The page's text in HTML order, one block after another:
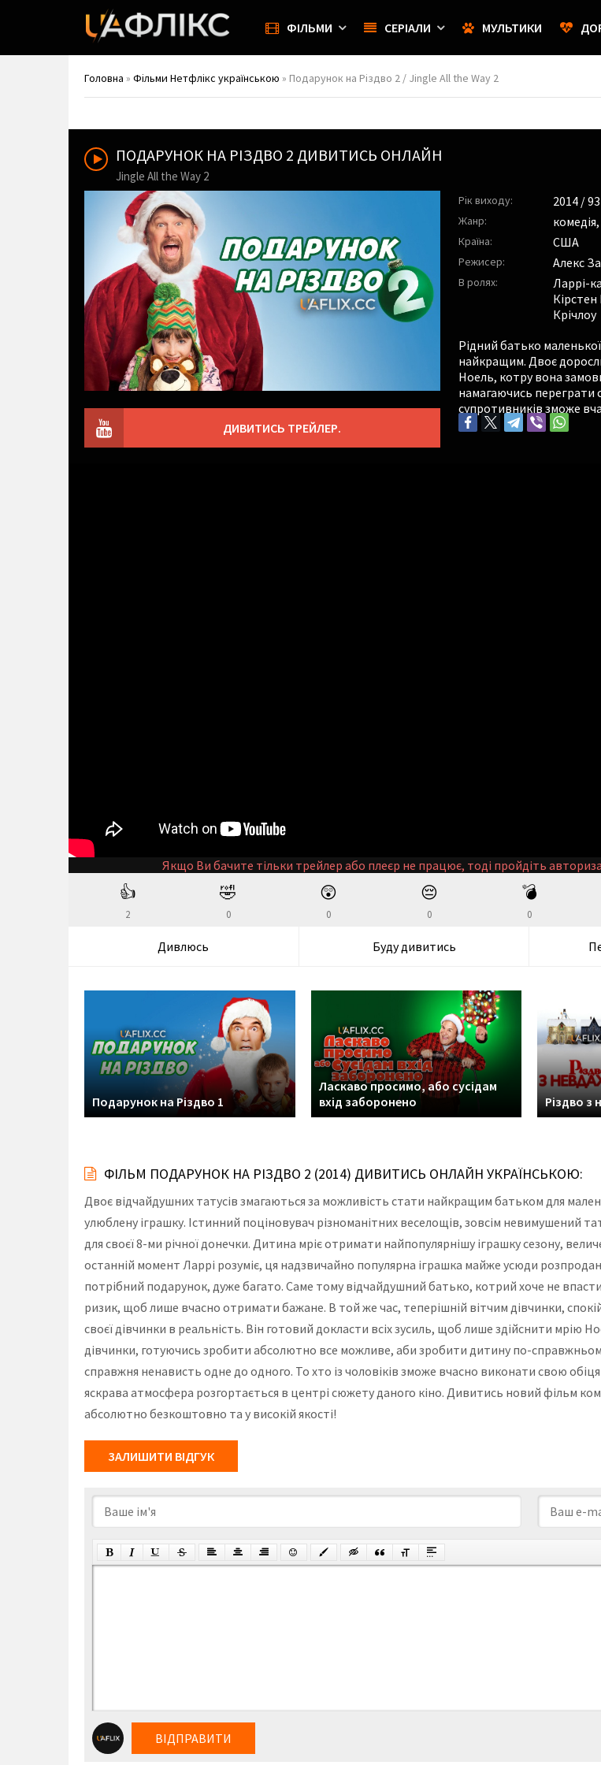
ФІЛЬМИ СЕРІАЛИ МУЛЬТИКИ
Головна » Фільми Нетфлікс українською » Подарунок на Різдво 2 / Jingle All the Way 2
ПОДАРУНОК НА РІЗДВО 2 ДИВИТИСЬ ОНЛАЙН
Jingle All the Way 2
Рік виходу: 2014/ 93
Жанр: комедія,
Країна: США
Режисер: Алекс
В ролях: Ларрі-
Крічлоу
Рідний батько
найкращим. Двоє
Ноель, котру вона
намагаючись переграти
супротивників зможе
ДИВИТИСЬ ТРЕЙЛЕР.
Якщо Ви бачите тільки трейлер або плеєр не працює, тоді пройдіть
👍
2
🤣
0
😲
0
😔
0
💣
0
Дивлюсь Буду дивитись
Подарунок на Різдво 1
Ласкаво просимо, або сусідам
вхід заборонено
Різдво з
ФІЛЬМ ПОДАРУНОК НА РІЗДВО 2 (2014) ДИВИТИСЬ ОНЛАЙН УКРАЇНСЬКОЮ:
Двоє відчайдушних татусів змагаються за можливість стати найкращим батьком для
улюблену іграшку. Істинний поціновувач різноманітних веселощів, зовсім невимушений
для своєї 8-ми річної донечки. Дитина мріє отримати найпопулярнішу іграшку сезону,
останній момент Ларрі розуміє, ця надзвичайно популярна іграшка майже усюди
потрібний подарунок, дуже багато. Саме тому відчайдушний батько, котрий хоче не
ризик, щоб лише вчасно отримати бажане. В той же час, теперішній вітчим дівчинки,
своєї дівчинки в реальність. Він готовий докласти всіх зусиль, щоб лише здійснити мрію
дівчинки, готуючись зробити абсолютно все можливе, аби зробити дитину по-
справжня ненависть одне до одного. То хто із чоловіків зможе вчасно виконати свою
яскрава атмосфера розгортається в центрі сюжету даного кіно. Дивитись новий фільм
абсолютно безкоштовно та у високій якості!
ЗАЛИШИТИ ВІДГУК
ВІДПРАВИТИ